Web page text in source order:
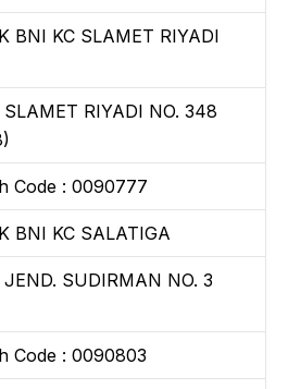
BNI KC SLAMET RIYADI
RIYADI NO. 348
Code : 0090777
BNI KC SALATIGA
SUDIRMAN NO. 3
Code : 0090803